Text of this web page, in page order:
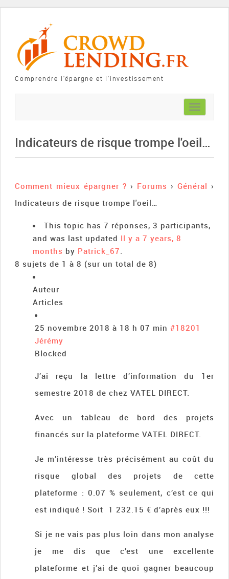
Comprendre l'épargne et l'investissement
Toggle
navigation
Indicateurs de risque trompe l'oeil…
Comment mieux épargner ? › Forums › Général ›
Indicateurs de risque trompe l'oeil…
This topic has 7 réponses, 3 participants,
and was last updated Il y a 7 years, 8
months by Patrick_67.
8 sujets de 1 à 8 (sur un total de 8)
Auteur
Articles
25 novembre 2018 à 18 h 07 min #18201
Jérémy
Blocked
J’ai reçu la lettre d’information du 1er
semestre 2018 de chez VATEL DIRECT.
Avec un tableau de bord des projets
financés sur la plateforme VATEL DIRECT.
Je m’intéresse très précisément au coût du
risque global des projets de cette
plateforme : 0.07 % seulement, c’est ce qui
est indiqué ! Soit 1 232.15 € d’après eux !!!
Si je ne vais pas plus loin dans mon analyse
je me dis que c’est une excellente
plateforme et j’ai de quoi gagner beaucoup